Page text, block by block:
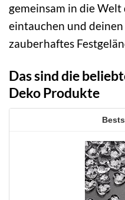
gemeinsam in die
eintauchen und
zauberhaftes
Das sind die
Deko Produkte